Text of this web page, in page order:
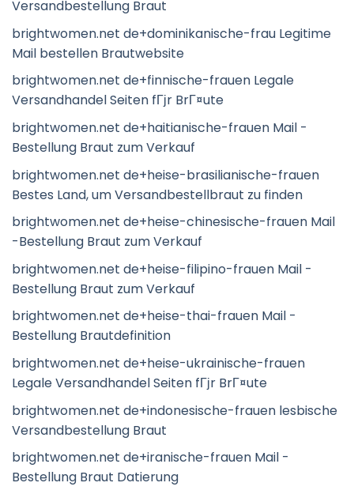
Versandbestellung Braut
brightwomen.net de+dominikanische-frau Legitime
Mail bestellen Brautwebsite
brightwomen.net de+finnische-frauen Legale
Versandhandel Seiten fГјr BrГ¤ute
brightwomen.net de+haitianische-frauen Mail -
Bestellung Braut zum Verkauf
brightwomen.net de+heise-brasilianische-frauen
Bestes Land, um Versandbestellbraut zu finden
brightwomen.net de+heise-chinesische-frauen Mail
-Bestellung Braut zum Verkauf
brightwomen.net de+heise-filipino-frauen Mail -
Bestellung Braut zum Verkauf
brightwomen.net de+heise-thai-frauen Mail -
Bestellung Brautdefinition
brightwomen.net de+heise-ukrainische-frauen
Legale Versandhandel Seiten fГјr BrГ¤ute
brightwomen.net de+indonesische-frauen lesbische
Versandbestellung Braut
brightwomen.net de+iranische-frauen Mail -
Bestellung Braut Datierung